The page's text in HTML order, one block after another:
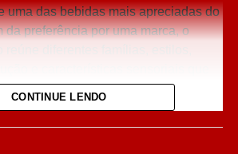
uma das bebidas mais apreciadas do
da preferência por uma marca, o
a experiência de consumo.
CONTINUE LENDO